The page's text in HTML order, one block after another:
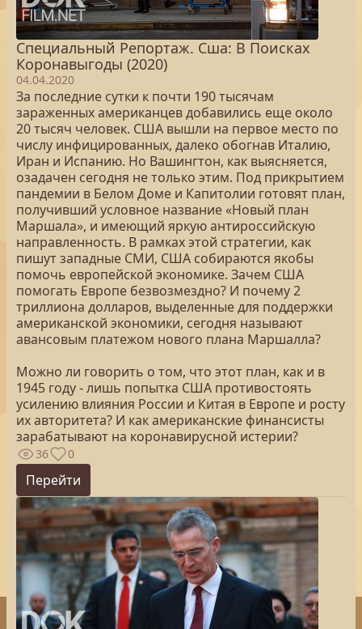
Специальный Репортаж. Сша: В Поисках
Коронавыгоды (2020)
04.04.2020
За последние сутки к почти 190 тысячам
зараженных американцев добавились еще около
20 тысяч человек. США вышли на первое место по
числу инфицированных, далеко обогнав Италию,
Иран и Испанию. Но Вашингтон, как выясняется,
озадачен сегодня не только этим. Под прикрытием
пандемии в Белом Доме и Капитолии готовят план,
получивший условное название «Новый план
Маршала», и имеющий яркую антироссийскую
направленность. В рамках этой стратегии, как
пишут западные СМИ, США собираются якобы
помочь европейской экономике. Зачем США
помогать Европе безвозмездно? И почему 2
триллиона долларов, выделенные для поддержки
американской экономики, сегодня называют
авансовым платежом нового плана Маршалла?
Можно ли говорить о том, что этот план, как и в
1945 году - лишь попытка США противостоять
усилению влияния России и Китая в Европе и росту
их авторитета? И как американские финансисты
зарабатывают на коронавирусной истерии?
36 0
Перейти